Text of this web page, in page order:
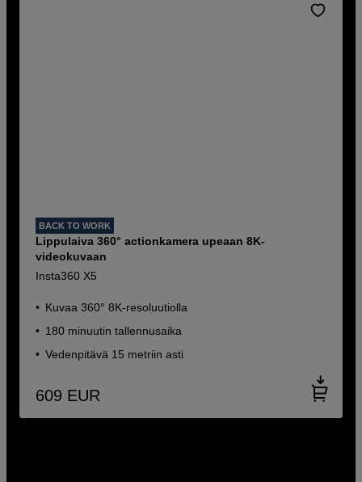
BACK TO WORK
Lippulaiva 360° actionkamera upeaan 8K-
videokuvaan
Insta360 X5
Kuvaa 360° 8K-resoluutiolla
180 minuutin tallennusaika
Vedenpitävä 15 metriin asti
609 EUR